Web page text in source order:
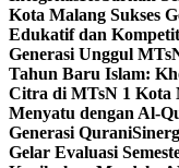
Kota Malang Sukses
Edukatif dan
Generasi Unggul
Tahun Baru Islam:
Citra di MTsN 1 Kota
Menyatu dengan Al-
Generasi Qurani
Gelar Evaluasi